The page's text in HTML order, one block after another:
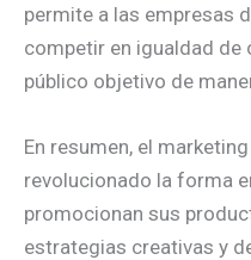
permite a las empresas
competir en igualdad de
público objetivo de
En resumen, el
revolucionado la forma
promocionan sus
estrategias creativas y